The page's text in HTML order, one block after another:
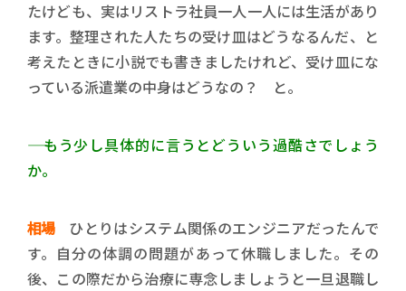
たけども、実はリストラ社員一人一人には生活があり
ます。整理された人たちの受け皿はどうなるんだ、と
考えたときに小説でも書きましたけれど、受け皿にな
っている派遣業の中身はどうなの？ と。
―― もう少し具体的に言うとどういう過酷さでしょう
か。
相場ひとりはシステム関係のエンジニアだったんで
す。自分の体調の問題があって休職しました。その
後、この際だから治療に専念しましょうと一旦退職し